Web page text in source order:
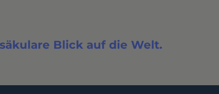
Blick auf die Welt.